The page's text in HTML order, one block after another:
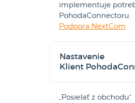
implementuje
PohodaConnectoru.
Podpora NextCom
Nastavenie
Klient
„Posielať z obchodu“